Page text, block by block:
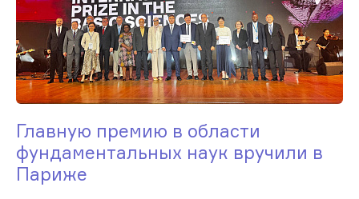
Главную премию в области
фундаментальных наук вручили в
Париже